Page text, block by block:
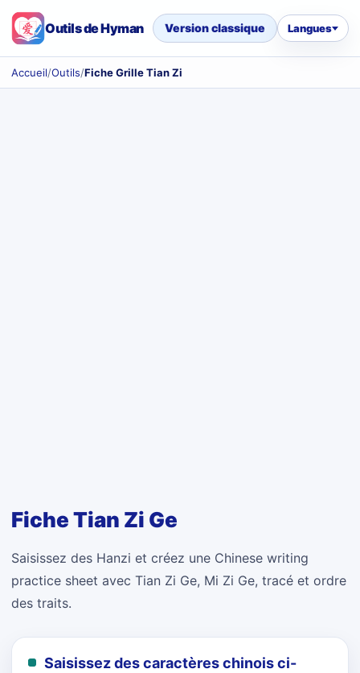
Outils de Hyman Version classique Langues
Accueil/Outils/Fiche Grille Tian Zi
Fiche Tian Zi Ge
Saisissez des Hanzi et créez une Chinese writing
practice sheet avec Tian Zi Ge, Mi Zi Ge, tracé et ordre
des traits.
Saisissez des caractères chinois ci-